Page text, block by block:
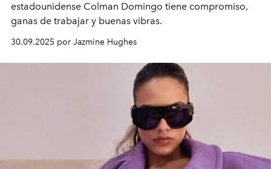
estadounidense Colman Domingo tiene compromiso,
ganas de trabajar y buenas vibras.
30.09.2025 por Jazmine Hughes